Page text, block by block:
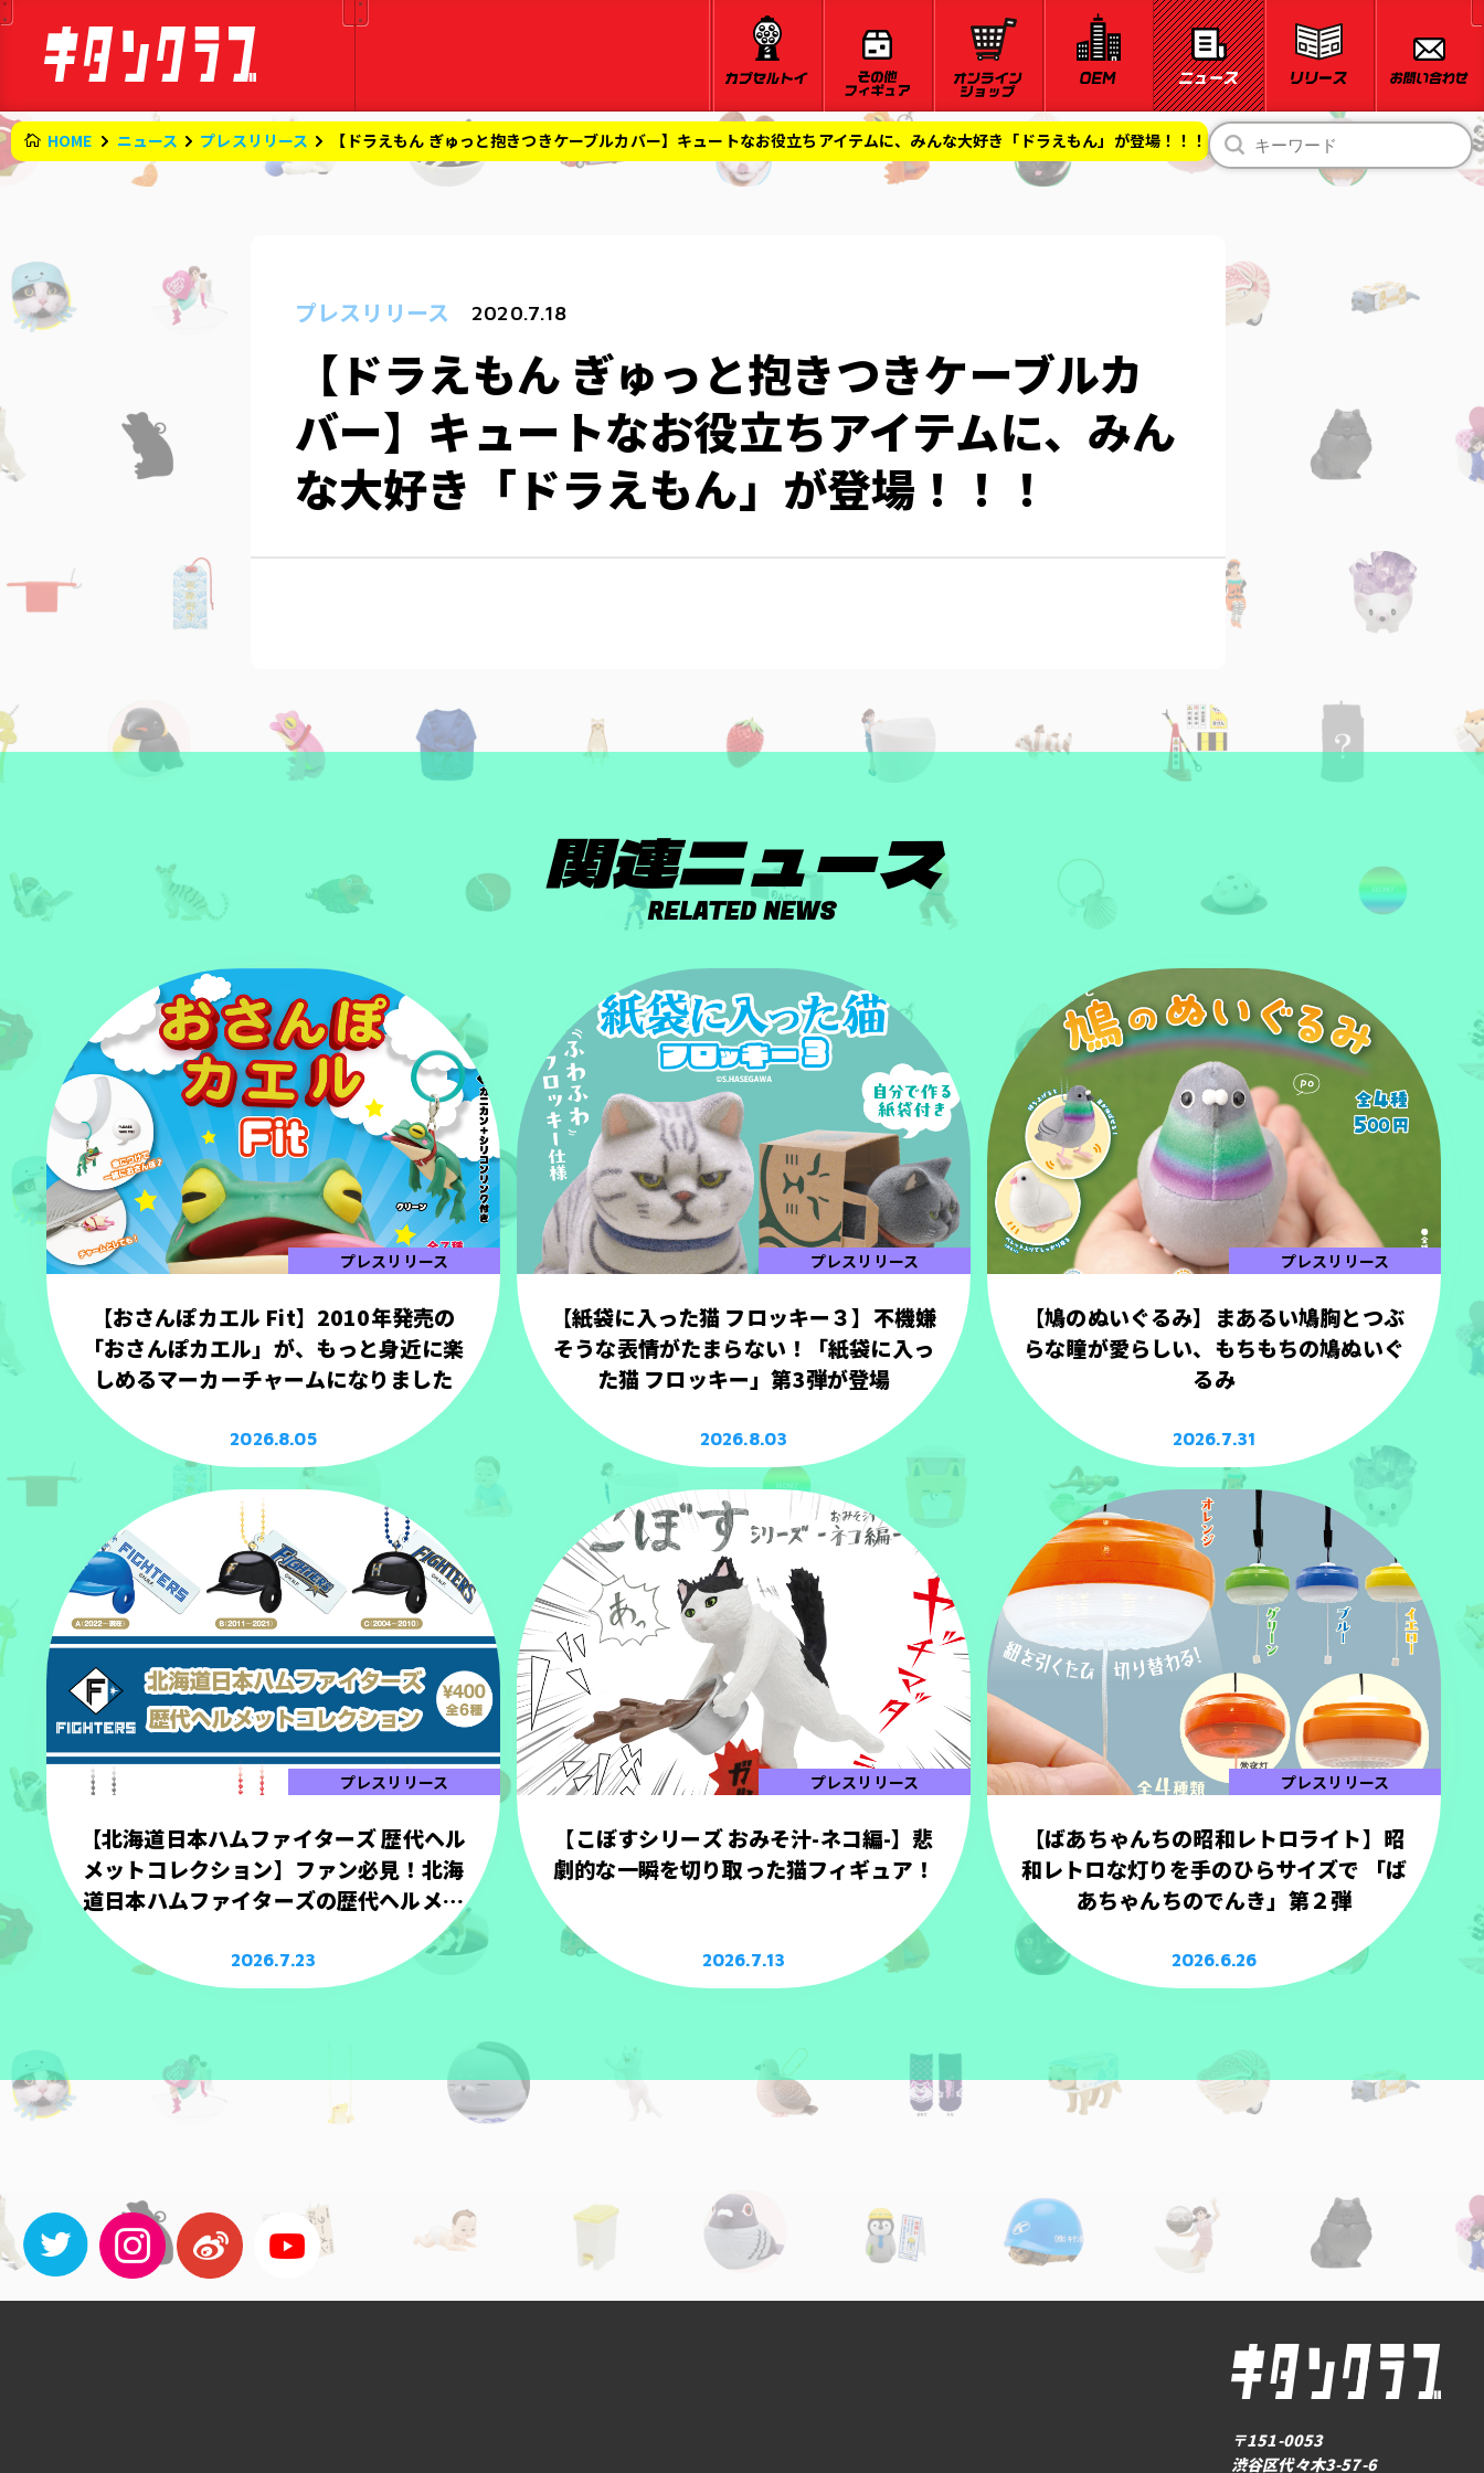
HOME ニュース プレスリリース 【ドラえもん ぎゅっと抱きつきケーブルカバー】キュートなお役立ちアイテムに、みんな大好き「ドラえもん」が登場！！！
プレスリリース 2020.7.18
【ドラえもん ぎゅっと抱きつきケーブルカ
バー】キュートなお役立ちアイテムに、みん
な大好き「ドラえもん」が登場！！！
関連ニュース
RELATED NEWS
プレスリリース
【おさんぽカエル Fit】2010年発売の
「おさんぽカエル」が、もっと身近に楽
しめるマーカーチャームになりました
2026.8.05
プレスリリース
【紙袋に入った猫 フロッキー３】不機嫌
そうな表情がたまらない！「紙袋に入っ
た猫 フロッキー」第3弾が登場
2026.8.03
プレスリリース
【鳩のぬいぐるみ】まあるい鳩胸とつぶ
らな瞳が愛らしい、もちもちの鳩ぬいぐ
るみ
2026.7.31
プレスリリース
【北海道日本ハムファイターズ 歴代ヘル
メットコレクション】ファン必見！北海
道日本ハムファイターズの歴代ヘルメッ
2026.7.23
プレスリリース
【こぼすシリーズ おみそ汁-ネコ編-】悲
劇的な一瞬を切り取った猫フィギュア！
2026.7.13
プレスリリース
【ばあちゃんちの昭和レトロライト】昭
和レトロな灯りを手のひらサイズで 「ば
あちゃんちのでんき」第２弾
2026.6.26
〒151-0053
渋谷区代々木3-57-6